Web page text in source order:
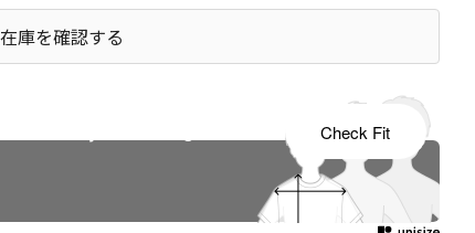
庫を確認する
Check Fit